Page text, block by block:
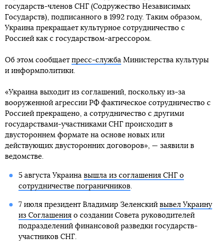
государств-членов СНГ (Содружество Независимых
Государств), подписанного в 1992 году. Таким образом,
Украина прекращает культурное сотрудничество с
Россией как с государством-агрессором.
Об этом сообщает пресс-служба Министерства культуры
и информполитики.
«Украина выходит из соглашений, поскольку из-за
вооруженной агрессии РФ фактическое сотрудничество с
Россией прекращено, а сотрудничество с другими
государствами-участниками СНГ происходит в
двустороннем формате на основе новых или
действующих двусторонних договоров», — заявили в
ведомстве.
5 августа Украина вышла из соглашения СНГ о
сотрудничестве пограничников.
7 июля президент Владимир Зеленский вывел Украину
из Соглашенияо создании Совета руководителей
подразделений финансовой разведки государств-
участников СНГ.